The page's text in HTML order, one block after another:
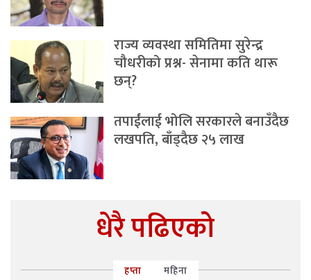
राज्य व्यवस्था समितिमा सुरेन्द्र
चौधरीको प्रश्न- सेनामा कति थारू
छन्?
तपाईंलाई भोलि सरकारले बनाउँदैछ
लखपति, बाँड्दैछ २५ लाख
धेरै पढिएको
हप्ता महिना